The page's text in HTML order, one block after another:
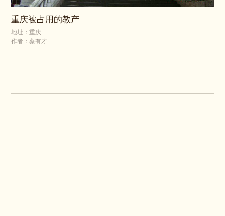
重庆被占用的教产
地址：重庆
作者：蔡有才